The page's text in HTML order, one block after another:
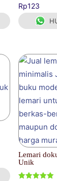
Dinilai
5.00
dari 5
Rp123
Lemari
Unik